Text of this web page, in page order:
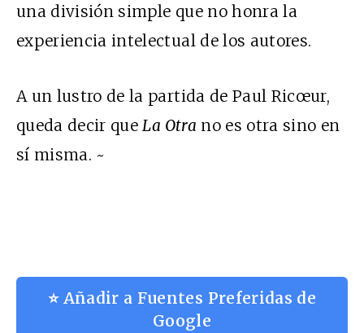
una división simple que no honra la
experiencia intelectual de los autores.
A un lustro de la partida de Paul Ricœur,
queda decir queLa Otra no es otra sino en
sí misma. ~
⭐ Añadir a Fuentes Preferidas de
Google